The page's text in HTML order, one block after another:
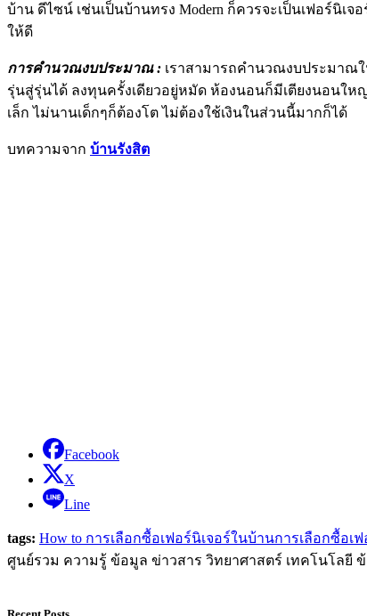
บ้าน ดีไซน์ เช่นเป็นบ้านทรง Modern ก็ควรจะเป็นเฟอร์นิเจ
ให้ดี
การคำนวณงบประมาณ: เราสามารถคำนวณงบประมาณใ
รุ่นสู่รุ่นได้ ลงทุนครั้งเดียวอยู่หมัด ห้องนอนก็มีเตียงนอนให
เล็ก ไม่นานเด็กๆก็ต้องโต ไม่ต้องใช้เงินในส่วนนี้มากก็ได้
บทความจาก บ้านรังสิต
Facebook
X
Line
tags: How to การเลือกซื้อเฟอร์นิเจอร์ในบ้านการเลือกซื้อเ
ศูนย์รวม ความรู้ ข้อมูล ข่าวสาร วิทยาศาสตร์ เทคโนโล